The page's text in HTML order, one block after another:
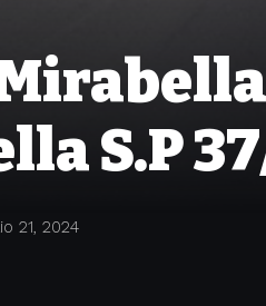
S.P
21, 2024